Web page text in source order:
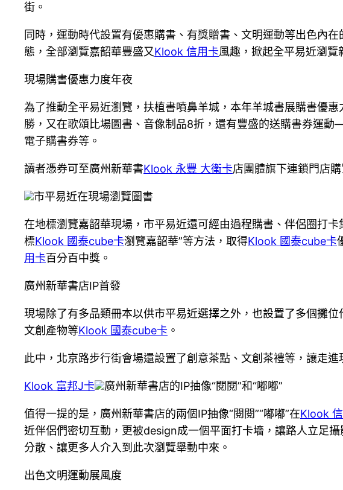
街。
同時，運動時代設置有優惠購書、有獎贈書、文明運動等出色內
態，全部瀏覽嘉韶華豐盛又Klook 信用卡風趣，掀起全平易近瀏覽
現場購書優惠力度年夜
為了推動全平易近瀏覽，扶植書噴鼻羊城，本年羊城書展購書優
勝，又在歌頌比場圖書、音像制品8折，還有豐盛的送購書券運
電子購書券等。
讀者憑券可至廣州新華書Klook 永豐 大衛卡店團體旗下連鎖門店購
市平易近在現場瀏覽圖書
在地標瀏覽嘉韶華現場，市平易近還可經由過程購書、伴侶圈打
標Klook 國泰cube卡瀏覽嘉韶華”等方法，取得Klook 國泰cube卡
用卡百分百中獎。
廣州新華書店IP首發
現場除了有多品類冊本以供市平易近選擇之外，也設置了多個攤
文創產物等Klook 國泰cube卡 。
此中，北京路步行街會場還設置了創意茶點、文創茶禮等，讓走進
Klook 富邦J卡 廣州新華書店的IP抽像“閱閱”和“嘟嘟”
值得一提的是，廣州新華書店的兩個IP抽像“閱閱”“嘟嘟”在Klook
近伴侶們密切互動，更被design成一個平面打卡墻，讓路人立足
分散、讓更多人介入到此次瀏覽舉動中來。
出色文明運動展風度